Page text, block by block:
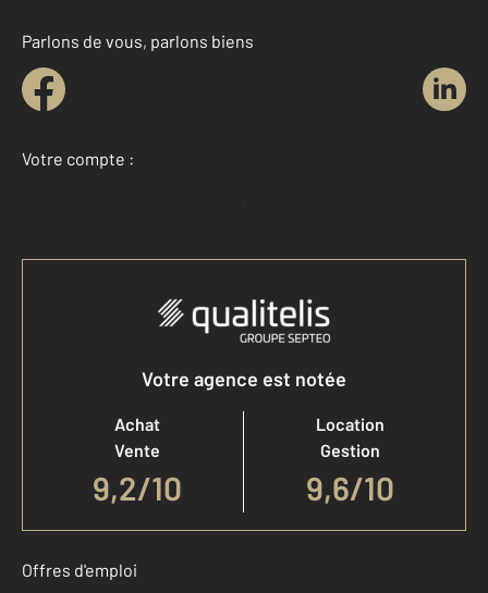
Parlons de vous, parlons biens
Votre compte :
Accéder à mon compte
Votre agence est notée
Achat
Vente
9,2/10
Location
Gestion
9,6/10
Offres d'emploi